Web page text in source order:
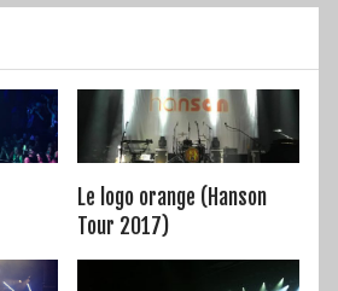
Le logo orange (Hanson
Tour 2017)